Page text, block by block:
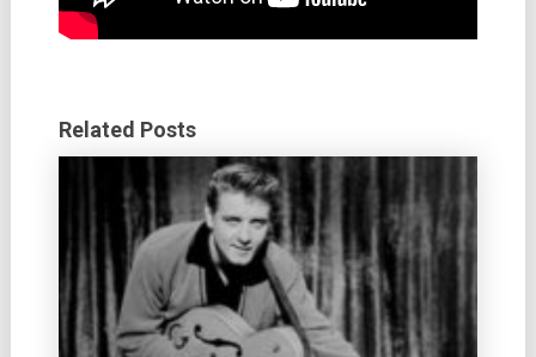
Related Posts